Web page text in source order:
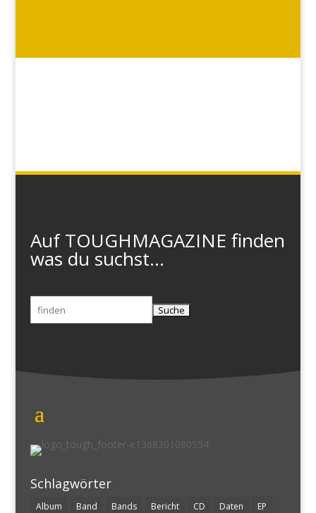
Auf TOUGHMAGAZINE finden
was du suchst...
Suchen
nach:
Schlagwörter
Album Band Bands Bericht CD Daten EP